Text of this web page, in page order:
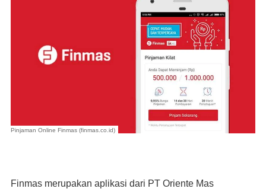
Pinjaman Online Finmas (finmas.co.id)
Finmas merupakan aplikasi dari PT Oriente Mas